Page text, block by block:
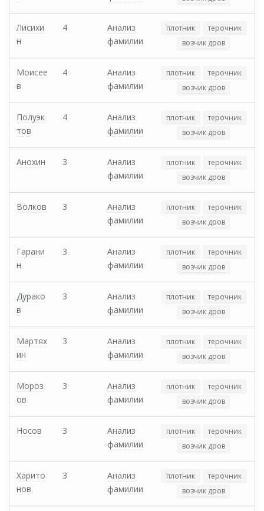
Лисихи
н
4
Анализ
фамилии
плотник
терочник
возчик дров
Моисее
в
4
Анализ
фамилии
плотник
терочник
возчик дров
Полуэк
тов
4
Анализ
фамилии
плотник
терочник
возчик дров
Анохин 3
Анализ
фамилии
плотник
терочник
возчик дров
Волков 3
Анализ
фамилии
плотник
терочник
возчик дров
Гарани
н
3
Анализ
фамилии
плотник
терочник
возчик дров
Дурако
в
3
Анализ
фамилии
плотник
терочник
возчик дров
Мартях
ин
3
Анализ
фамилии
плотник
терочник
возчик дров
Мороз
ов
3
Анализ
фамилии
плотник
терочник
возчик дров
Носов 3
Анализ
фамилии
плотник
терочник
возчик дров
Харито
нов
3
Анализ
фамилии
плотник
терочник
возчик дров